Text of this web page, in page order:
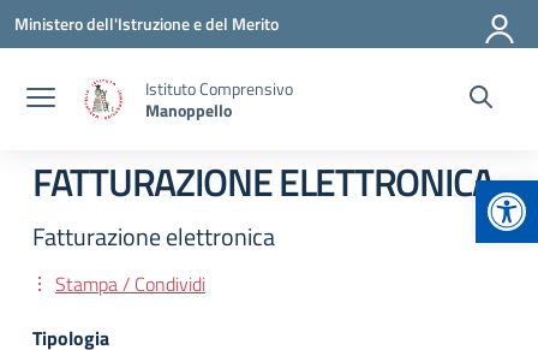
Vai ai contenuti
Vai al menu di navigazione
Vai al footer
Ministero dell'Istruzione e del Merito
Istituto Comprensivo
Manoppello
FATTURAZIONE ELETTRONICA
Fatturazione elettronica
Stampa / Condividi
Tipologia